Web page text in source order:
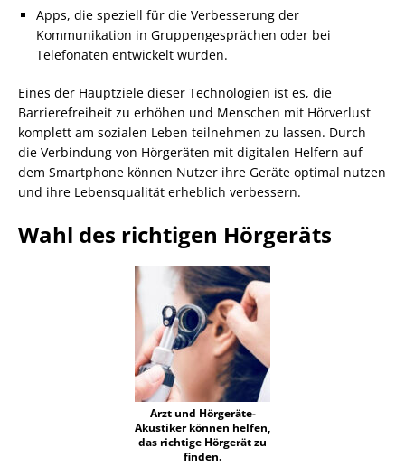
Apps, die speziell für die Verbesserung der
Kommunikation in Gruppengesprächen oder bei
Telefonaten entwickelt wurden.
Eines der Hauptziele dieser Technologien ist es, die
Barrierefreiheit zu erhöhen und Menschen mit Hörverlust
komplett am sozialen Leben teilnehmen zu lassen. Durch
die Verbindung von Hörgeräten mit digitalen Helfern auf
dem Smartphone können Nutzer ihre Geräte optimal nutzen
und ihre Lebensqualität erheblich verbessern.
Wahl des richtigen Hörgeräts
Arzt und Hörgeräte-
Akustiker können helfen,
das richtige Hörgerät zu
finden.